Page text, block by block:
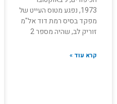
1973, נפגע מטוס העייט של
מפקד בסיס רמת דוד אל"מ
זוריק לב, שהיה מספר 2
קרא עוד »